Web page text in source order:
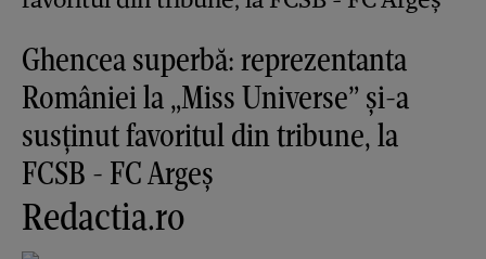
Ghencea superbă: reprezentanta
României la „Miss Universe” și-a
susținut favoritul din tribune, la
FCSB - FC Argeș
Redactia.ro